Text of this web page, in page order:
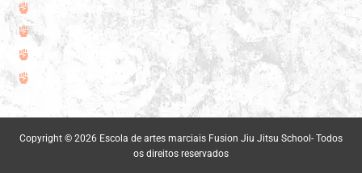
Nivel Avançado
Para Crianças e adolescentes
Para Mulheres
Copyright © 2026 Escola de artes marciais Fusion Jiu Jitsu School- Todos
os direitos reservados